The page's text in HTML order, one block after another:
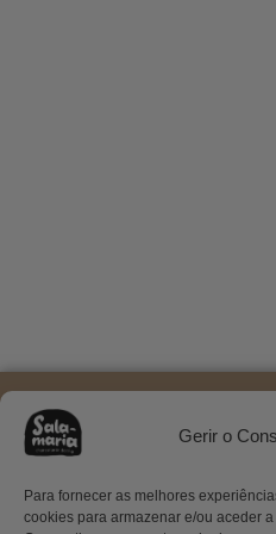
Gerir o
Para fornecer as melhores
cookies para armazenar e/ou aceder
IT
PT
Info
Rodrigues
Faria 103